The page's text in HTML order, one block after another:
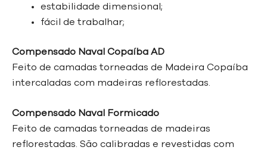
estabilidade dimensional;
fácil de trabalhar;
Compensado Naval Copaíba AD
Feito de camadas torneadas de Madeira Copaíba
intercaladas com madeiras reflorestadas.
Compensado Naval Formicado
Feito de camadas torneadas de madeiras
reflorestadas. São calibradas e revestidas com